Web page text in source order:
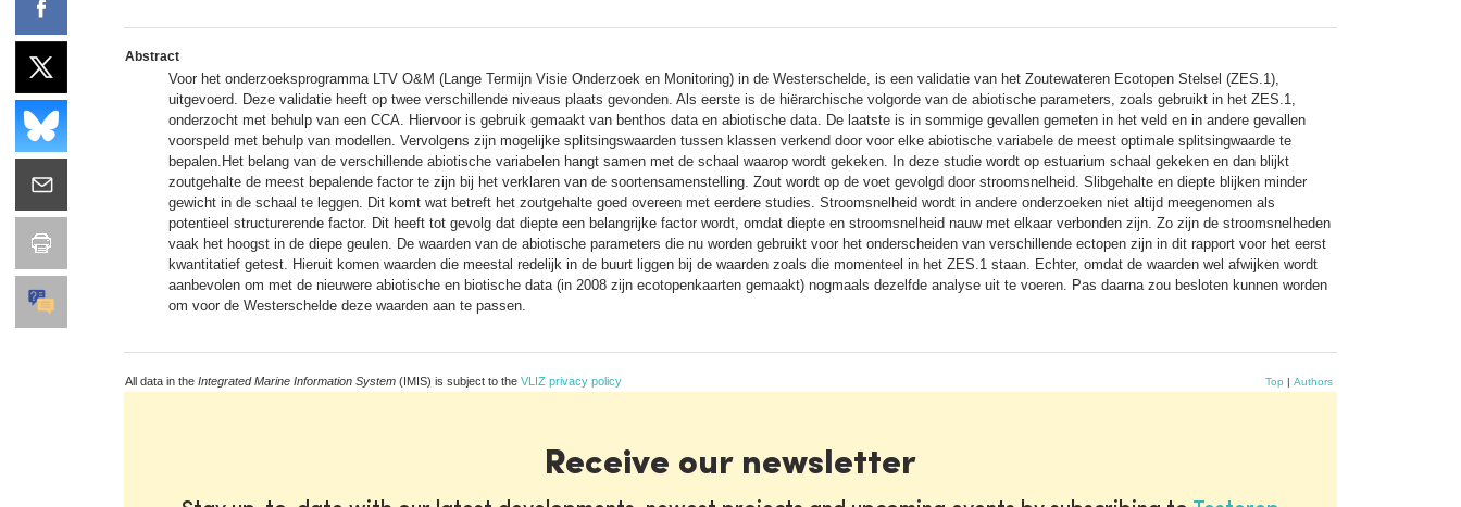
Abstract
Voor het onderzoeksprogramma LTV O&M (Lange Termijn Visie Onderzoek en Monitoring) in de Westerschelde, is een validatie van het Zoutewateren Ecotopen Stelsel (ZES.1),
uitgevoerd. Deze validatie heeft op twee verschillende niveaus plaats gevonden. Als eerste is de hiërarchische volgorde van de abiotische parameters, zoals gebruikt in het ZES.1,
onderzocht met behulp van een CCA. Hiervoor is gebruik gemaakt van benthos data en abiotische data. De laatste is in sommige gevallen gemeten in het veld en in andere gevallen
voorspeld met behulp van modellen. Vervolgens zijn mogelijke splitsingswaarden tussen klassen verkend door voor elke abiotische variabele de meest optimale splitsingwaarde te
bepalen.Het belang van de verschillende abiotische variabelen hangt samen met de schaal waarop wordt gekeken. In deze studie wordt op estuarium schaal gekeken en dan blijkt
zoutgehalte de meest bepalende factor te zijn bij het verklaren van de soortensamenstelling. Zout wordt op de voet gevolgd door stroomsnelheid. Slibgehalte en diepte blijken minder
gewicht in de schaal te leggen. Dit komt wat betreft het zoutgehalte goed overeen met eerdere studies. Stroomsnelheid wordt in andere onderzoeken niet altijd meegenomen als
potentieel structurerende factor. Dit heeft tot gevolg dat diepte een belangrijke factor wordt, omdat diepte en stroomsnelheid nauw met elkaar verbonden zijn. Zo zijn de stroomsnelheden
vaak het hoogst in de diepe geulen. De waarden van de abiotische parameters die nu worden gebruikt voor het onderscheiden van verschillende ectopen zijn in dit rapport voor het eerst
kwantitatief getest. Hieruit komen waarden die meestal redelijk in de buurt liggen bij de waarden zoals die momenteel in het ZES.1 staan. Echter, omdat de waarden wel afwijken wordt
aanbevolen om met de nieuwere abiotische en biotische data (in 2008 zijn ecotopenkaarten gemaakt) nogmaals dezelfde analyse uit te voeren. Pas daarna zou besloten kunnen worden
om voor de Westerschelde deze waarden aan te passen.
All data in the Integrated Marine Information System (IMIS) is subject to the VLIZ privacy policy Top | Authors
Receive our newsletter